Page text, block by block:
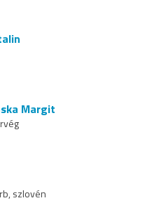
Margit
szlovén